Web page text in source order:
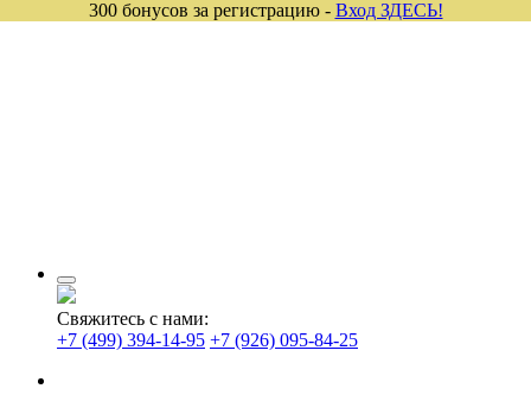
Свяжитесь с нами:
+7 (499) 394-14-95 +7 (926) 095-84-25
300 бонусов за регистрацию - Вход ЗДЕСЬ!